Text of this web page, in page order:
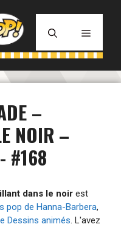
MENU
–
NOIR –
#168
dans le noir est
pop de Hanna-Barbera,
Dessins animés. L'avez